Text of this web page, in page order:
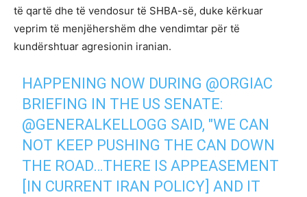
të qartë dhe të vendosur të SHBA-së, duke kërkuar
veprim të menjëhershëm dhe vendimtar për të
kundërshtuar agresionin iranian.
HAPPENING NOW DURING @ORGIAC
BRIEFING IN THE US SENATE:
@GENERALKELLOGG SAID, "WE CAN
NOT KEEP PUSHING THE CAN DOWN
THE ROAD…THERE IS APPEASEMENT
[IN CURRENT IRAN POLICY] AND IT